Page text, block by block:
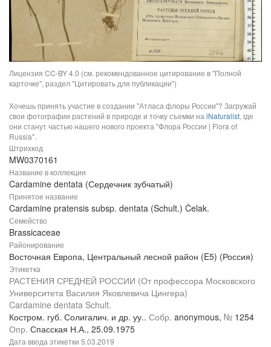
Лицензия CC-BY 4.0 (см. рекомендованное цитирование в "Полной
карточке", раздел "Цитировать для публикации")
Хочешь принять участие в создании "Атласа флоры России"? Загружай
свои фотографии растений в природе и точку съемки на iNaturalist, где
они станут частью нашего нового проекта "Флора России | Flora of
Russia".
Штрихкод
MW0370161
Название в коллекции
Cardamine dentata (Сердечник зубчатый)
Принятое название
Cardamine pratensis subsp. dentata (Schult.) Čelak.
Семейство
Brassicaceae
Районирование
Восточная Европа, Центральный лесной район (E5) (Россия)
Этикетка
РАСТЕНИЯ СРЕДНЕЙ РОССИИ (От профессора Московского
Университета Василия Яковлевича Цингера)
Cardamine dentata Schult.
Костром. губ. Солигалич. и др. уу.. Собр. anonymous, № 1254
Опр. Спасская Н.А., 25.09.1975
Дата ввода этикетки 5.03.2019